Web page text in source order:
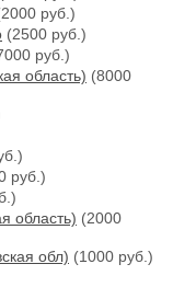
руб.)
(2500 руб.)
руб.)
область) (8000
руб.)
область) (2000
обл) (1000 руб.)